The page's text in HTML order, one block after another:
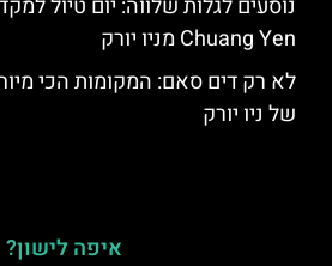
Chuang Yen מניו יורק
לא רק דים סאם: המקומות הכי
של ניו יורק
איפה לישון?